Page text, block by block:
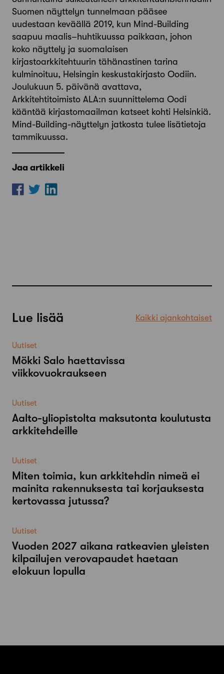
Suomen näyttelyn tunnelmaan pääsee
uudestaan keväällä 2019, kun Mind-Building
saapuu maalis–huhtikuussa paikkaan, johon
koko näyttely ja suomalaisen
kirjastoarkkitehtuurin tähänastinen tarina
kulminoituu, Helsingin keskustakirjasto Oodiin.
Joulukuun 5. päivänä avattava,
Arkkitehtitoimisto ALA:n suunnittelema Oodi
kääntää kirjastomaailman katseet kohti Helsinkiä.
Mind-Building-näyttelyn jatkosta tulee lisätietoja
tammikuussa.
Jaa artikkeli
Lue lisää Kaikki ajankohtaiset
Uutiset
Mökki Salo haettavissa
viikkovuokraukseen
Uutiset
Aalto-​yliopistolta maksutonta koulutusta
arkkitehdeille
Uutiset
Miten toimia, kun arkkitehdin nimeä ei
mainita rakennuksesta tai korjauksesta
kertovassa jutussa?
Uutiset
Vuoden 2027 aikana ratkeavien yleisten
kilpailujen verovapaudet haetaan
elokuun lopulla